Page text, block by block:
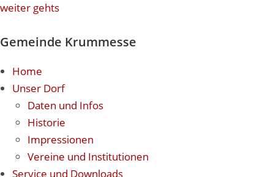
weiter gehts
Gemeinde Krummesse
Home
Unser Dorf
Daten und Infos
Historie
Impressionen
Vereine und Institutionen
Service und Downloads